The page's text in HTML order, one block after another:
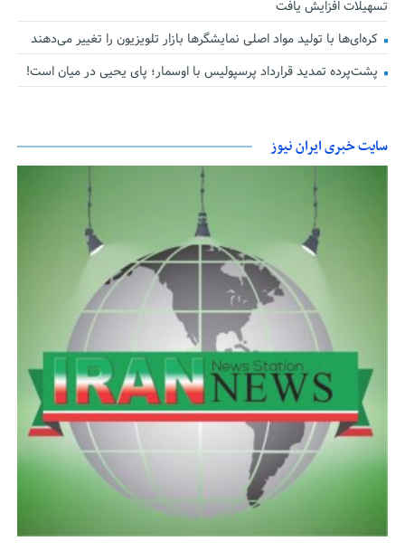
تسهیلات افزایش یافت
کره‌ای‌ها با تولید مواد اصلی نمایشگرها بازار تلویزیون را تغییر می‌دهند
پشت‌پرده تمدید قرارداد پرسپولیس با اوسمار؛ پای یحیی در میان است!
سایت خبری ایران نیوز